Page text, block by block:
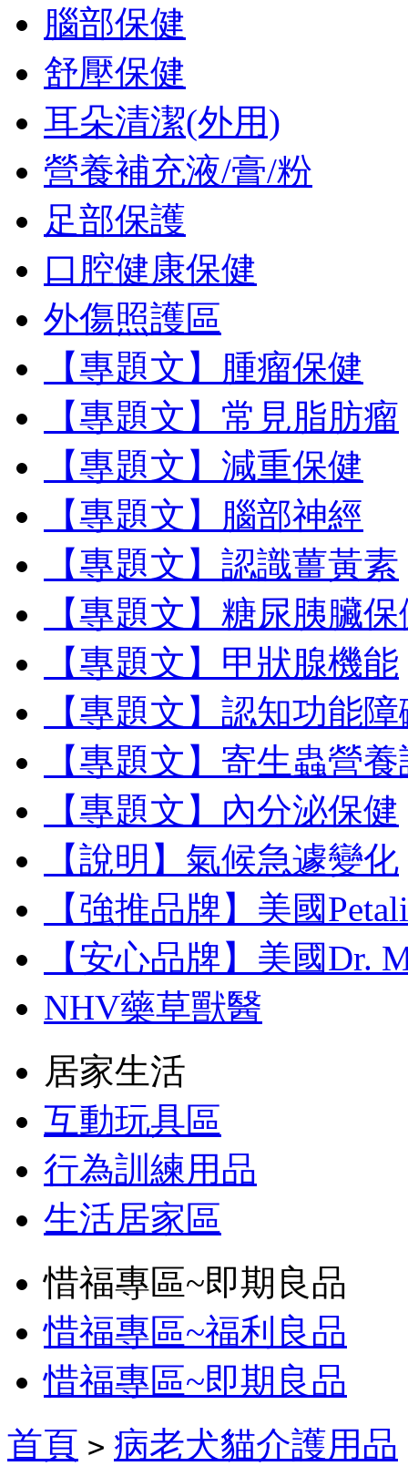
腦部保健
舒壓保健
耳朵清潔(外用)
營養補充液/膏/粉
足部保護
口腔健康保健
外傷照護區
【專題文】腫瘤保健
【專題文】常見脂肪瘤
【專題文】減重保健
【專題文】腦部神經
【專題文】認識薑黃素
【專題文】糖尿胰臟
【專題文】甲狀腺機能
【專題文】認知功能
【專題文】寄生蟲營
【專題文】內分泌保健
【說明】氣候急遽變化
【強推品牌】美國
【安心品牌】美國Dr.
NHV藥草獸醫
居家生活
互動玩具區
行為訓練用品
生活居家區
惜福專區~即期良品
惜福專區~福利良品
惜福專區~即期良品
首頁 > 病老犬貓介護用品